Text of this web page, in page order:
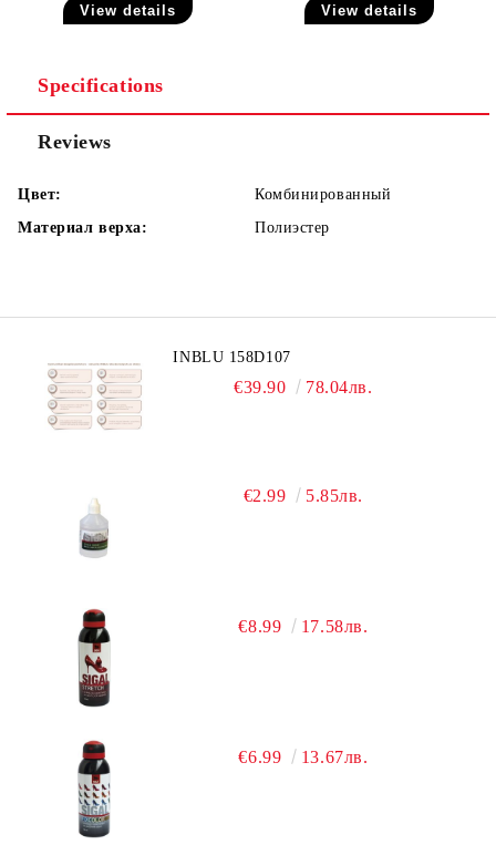
View details View details
Specifications
Reviews
Цвет:
Комбинированный
Материал верха:
Полиэстер
INBLU 158D107
€39.90 78.04лв.
€2.99 5.85лв.
€8.99 17.58лв.
€6.99 13.67лв.